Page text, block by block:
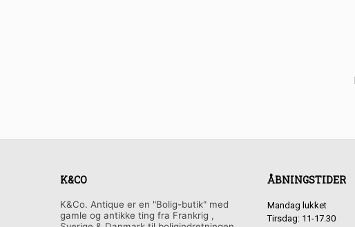
K&CO
K&Co. Antique er en "Bolig-butik" med
gamle og antikke ting fra Frankrig ,
ÅBNINGSTIDER
Mandag lukket
Tirsdag: 11-17.30